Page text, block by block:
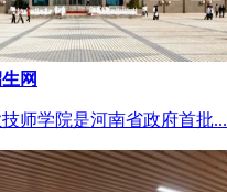
网
学院是河南省政府首批...